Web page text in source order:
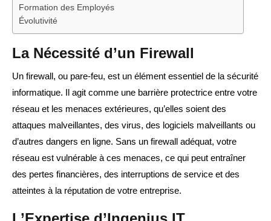
Formation des Employés
Évolutivité
La Nécessité d’un Firewall
Un firewall, ou pare-feu, est un élément essentiel de la sécurité
informatique. Il agit comme une barrière protectrice entre votre
réseau et les menaces extérieures, qu’elles soient des
attaques malveillantes, des virus, des logiciels malveillants ou
d’autres dangers en ligne. Sans un firewall adéquat, votre
réseau est vulnérable à ces menaces, ce qui peut entraîner
des pertes financières, des interruptions de service et des
atteintes à la réputation de votre entreprise.